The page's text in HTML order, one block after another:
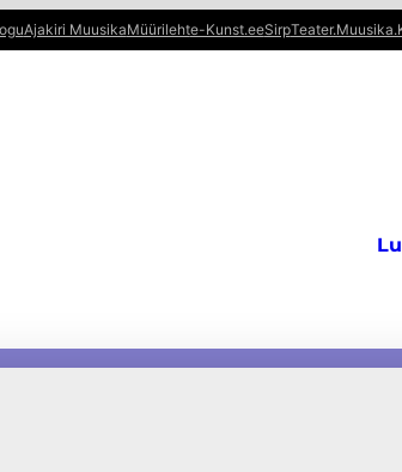
Ajakiri MuusikaMüürilehte-Kunst.eeSirp